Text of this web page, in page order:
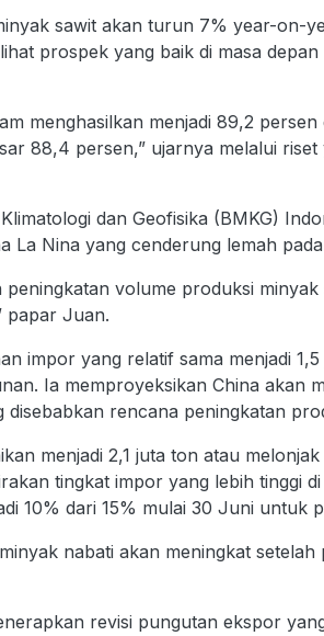
sawit akan turun 7% year-on-
prospek yang baik di masa
menghasilkan menjadi 89,2
88,4 persen,” ujarnya melalui riset
dan Geofisika (BMKG)
La Nina yang cenderung lemah
volume produksi
papar Juan.
impor yang relatif sama menjadi
Ia memproyeksikan China akan
disebabkan rencana peningkatan
menjadi 2,1 juta ton atau
tingkat impor yang lebih tinggi
10% dari 15% mulai 30 Juni untuk
nabati akan meningkat
revisi pungutan ekspor